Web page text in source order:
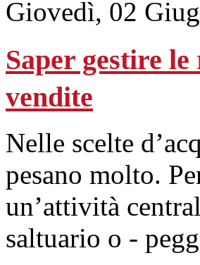
Giovedì, 02
Saper gestire
vendite
Nelle scelte
pesano molto.
un’attività
saltuario o -